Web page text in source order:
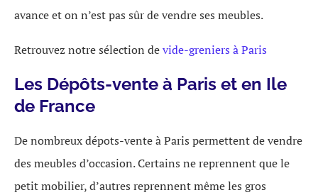
avance et on n’est pas sûr de vendre ses meubles.
Retrouvez notre sélection devide-greniers à Paris
Les Dépôts-vente à Paris et en Ile
de France
De nombreux dépots-vente à Paris permettent de vendre
des meubles d’occasion. Certains ne reprennent que le
petit mobilier, d’autres reprennent même les gros